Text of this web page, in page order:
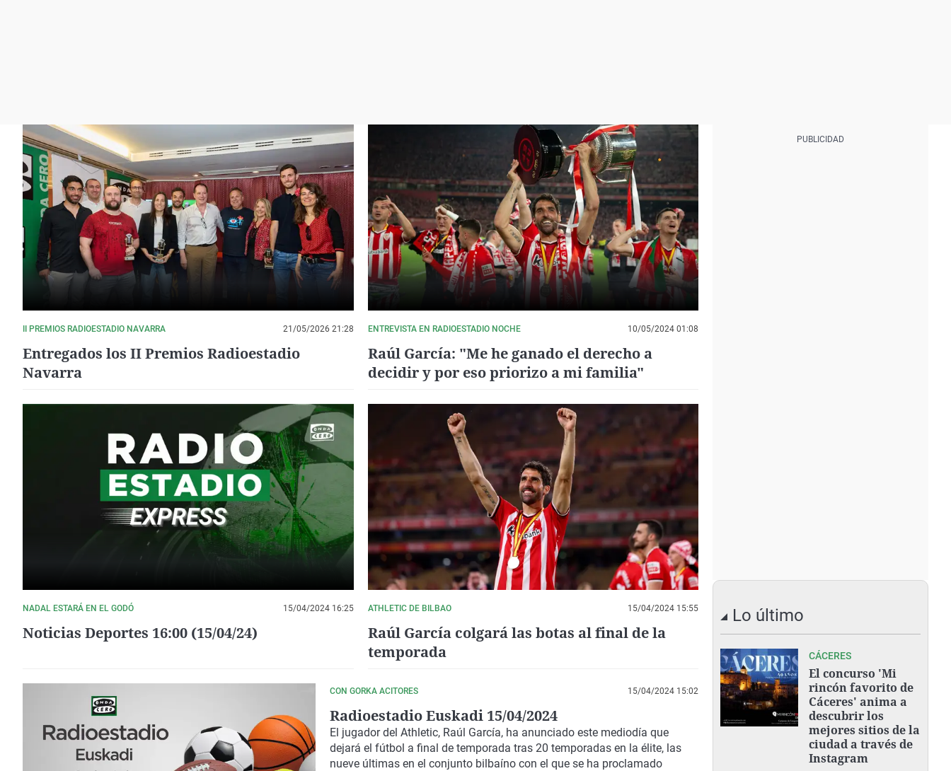
II PREMIOS RADIOESTADIO NAVARRA 21/05/2026 21:28
Entregados los II Premios Radioestadio
Navarra
ENTREVISTA EN RADIOESTADIO NOCHE 10/05/2024 01:08
Raúl García: "Me he ganado el derecho a
decidir y por eso priorizo a mi familia"
NADAL ESTARÁ EN EL GODÓ 15/04/2024 16:25
Noticias Deportes 16:00 (15/04/24)
ATHLETIC DE BILBAO 15/04/2024 15:55
Raúl García colgará las botas al final de la
temporada
CON GORKA ACITORES 15/04/2024 15:02
Radioestadio Euskadi 15/04/2024
El jugador del Athletic, Raúl García, ha anunciado este mediodía que
dejará el fútbol a final de temporada tras 20 temporadas en la élite, las
nueve últimas en el conjunto bilbaíno con el que se ha proclamado
Lo último
CÁCERES
El concurso 'Mi
rincón favorito de
Cáceres' anima a
descubrir los
mejores sitios de la
ciudad a través de
Instagram